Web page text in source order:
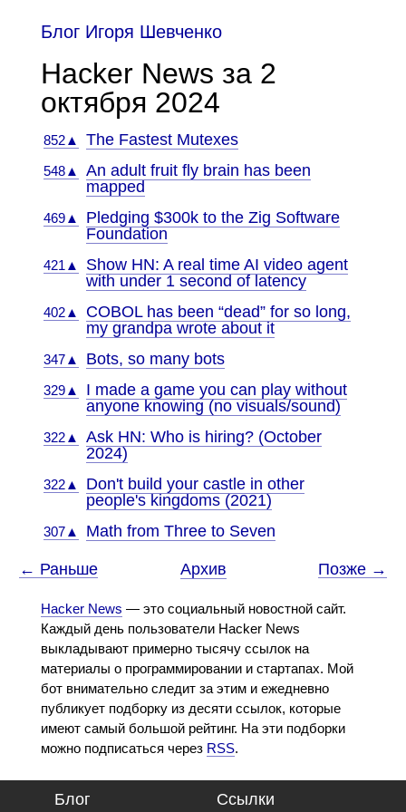
Блог Игоря Шевченко
Hacker News за 2
октября 2024
852▲ The Fastest Mutexes
548▲
An adult fruit fly brain has been
mapped
469▲
Pledging $300k to the Zig Software
Foundation
421▲
Show HN: A real time AI video agent
with under 1 second of latency
402▲
COBOL has been “dead” for so long,
my grandpa wrote about it
347▲ Bots, so many bots
329▲
I made a game you can play without
anyone knowing (no visuals/sound)
322▲
Ask HN: Who is hiring? (October
2024)
322▲
Don't build your castle in other
people's kingdoms (2021)
307▲ Math from Three to Seven
← Раньше Архив Позже →
Hacker News — это социальный новостной сайт.
Каждый день пользователи Hacker News
выкладывают примерно тысячу ссылок на
материалы о программировании и стартапах. Мой
бот внимательно следит за этим и ежедневно
публикует подборку из десяти ссылок, которые
имеют самый большой рейтинг. На эти подборки
можно подписаться через RSS.
Блог Ссылки